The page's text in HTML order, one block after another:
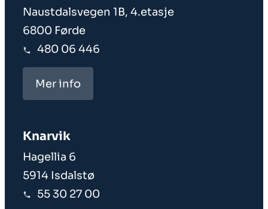
Naustdalsvegen 1B, 4.etasje
6800 Førde
480 06 446
Mer info
Knarvik
Hagellia 6
5914 Isdalstø
55 30 27 00